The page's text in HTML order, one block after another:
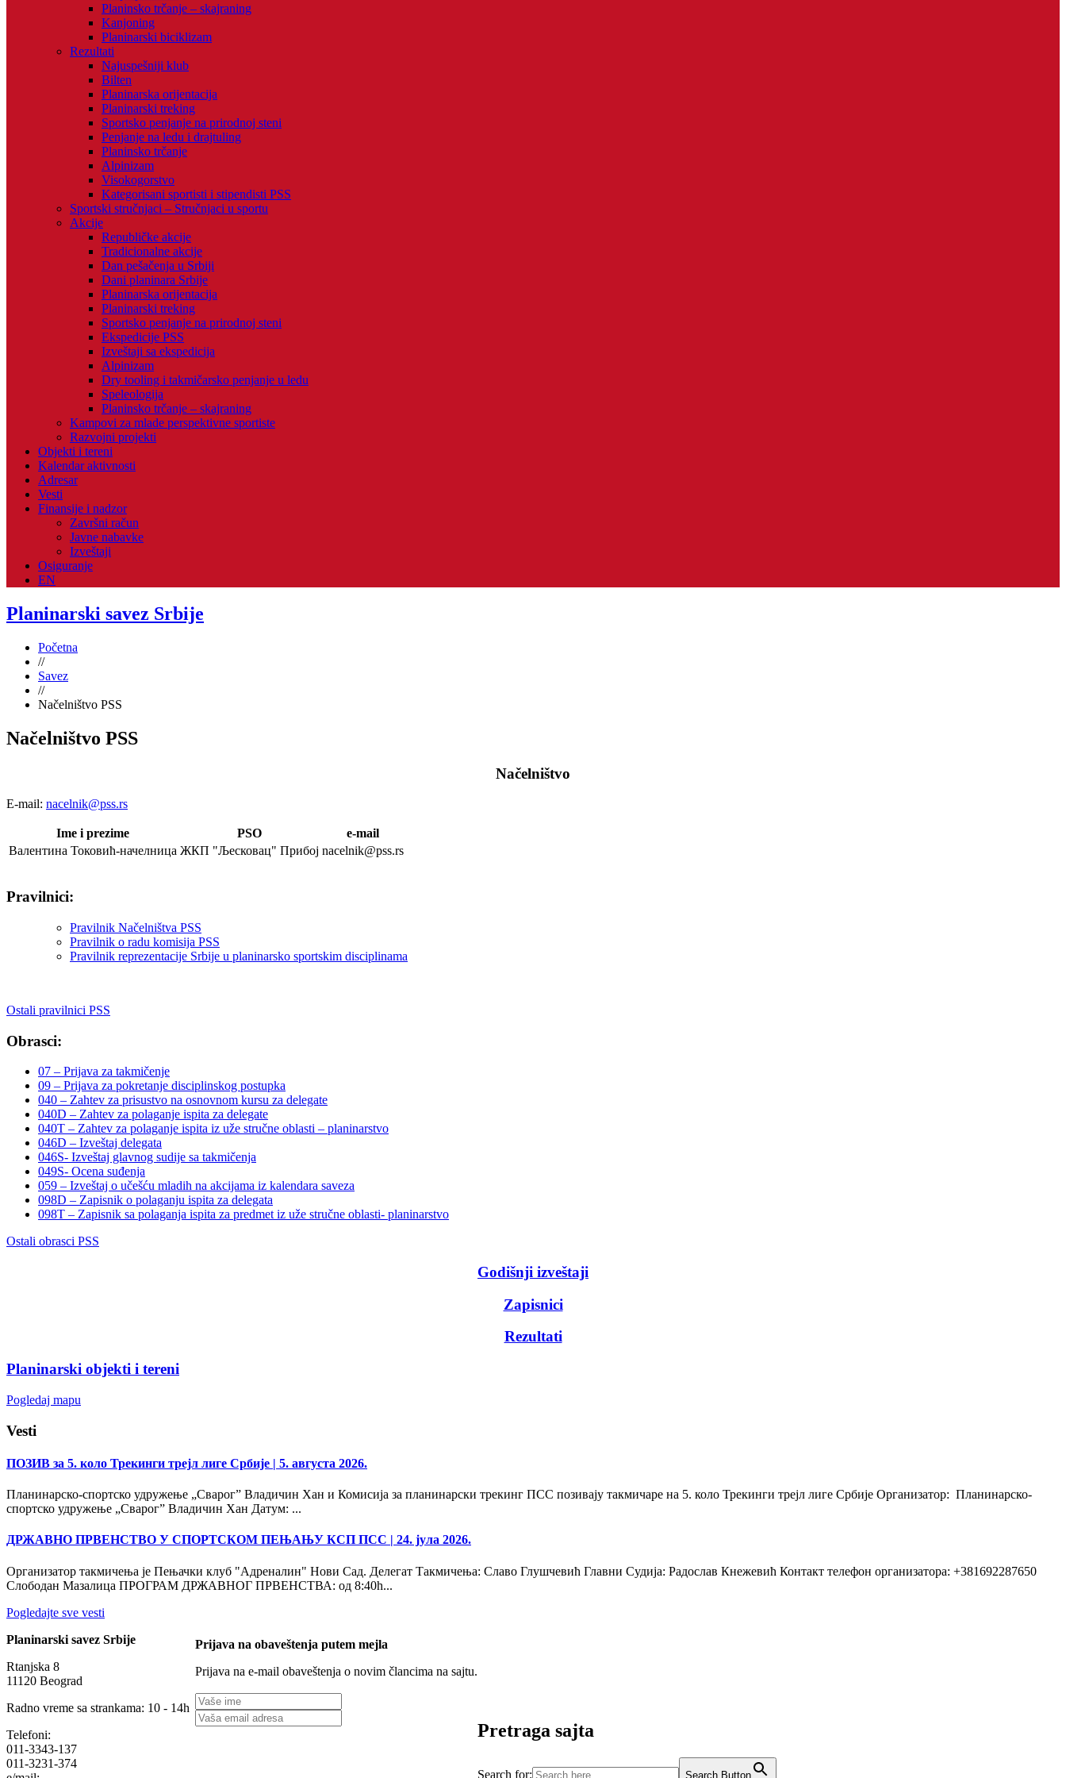
Planinsko trčanje – skajraning
Kanjoning
Planinarski biciklizam
Rezultati
Najuspešniji klub
Bilten
Planinarska orijentacija
Planinarski treking
Sportsko penjanje na prirodnoj steni
Penjanje na ledu i drajtuling
Planinsko trčanje
Alpinizam
Visokogorstvo
Kategorisani sportisti i stipendisti PSS
Sportski stručnjaci – Stručnjaci u sportu
Akcije
Republičke akcije
Tradicionalne akcije
Dan pešačenja u Srbiji
Dani planinara Srbije
Planinarska orijentacija
Planinarski treking
Sportsko penjanje na prirodnoj steni
Ekspedicije PSS
Izveštaji sa ekspedicija
Alpinizam
Dry tooling i takmičarsko penjanje u ledu
Speleologija
Planinsko trčanje – skajraning
Kampovi za mlade perspektivne sportiste
Razvojni projekti
Objekti i tereni
Kalendar aktivnosti
Adresar
Vesti
Finansije i nadzor
Završni račun
Javne nabavke
Izveštaji
Osiguranje
EN
Planinarski savez Srbije
Početna
//
Savez
//
Načelništvo PSS
Načelništvo PSS
Načelništvo
E-mail: nacelnik@pss.rs
Ime i prezime PSO
e-mail
Валентина Токовић-начелница ЖКП "Љесковац" Прибој nacelnik@pss.rs
Pravilnici:
Pravilnik Načelništva PSS
Pravilnik o radu komisija PSS
Pravilnik reprezentacije Srbije u planinarsko sportskim disciplinama
Ostali pravilnici PSS
Obrasci:
07 – Prijava za takmičenje
09 – Prijava za pokretanje disciplinskog postupka
040 – Zahtev za prisustvo na osnovnom kursu za delegate
040D – Zahtev za polaganje ispita za delegate
040T – Zahtev za polaganje ispita iz uže stručne oblasti – planinarstvo
046D – Izveštaj delegata
046S- Izveštaj glavnog sudije sa takmičenja
049S- Ocena suđenja
059 – Izveštaj o učešću mladih na akcijama iz kalendara saveza
098D – Zapisnik o polaganju ispita za delegata
098T – Zapisnik sa polaganja ispita za predmet iz uže stručne oblasti- planinarstvo
Ostali obrasci PSS
Godišnji izveštaji
Zapisnici
Rezultati
Planinarski objekti i tereni
Pogledaj mapu
Vesti
ПОЗИВ за 5. коло Трекинги трејл лиге Србије | 5. августа 2026.
Планинарско-спортско удружење „Сварог” Владичин Хан и Комисија за планинарски трекинг ПСС позивају такмичаре на 5. коло Трекинги трејл лиге Србије Организатор: Планинарско-
спортско удружење „Сварог” Владичин Хан Датум: ...
ДРЖАВНО ПРВЕНСТВО У СПОРТСКОМ ПЕЊАЊУ КСП ПСС | 24. јула 2026.
Организатор такмичења је Пењачки клуб "Адреналин" Нови Сад. Делегат Такмичења: Славо Глушчевић Главни Судија: Радослав Кнежевић Контакт телефон организатора: +381692287650
Слободан Мазалица ПРОГРАМ ДРЖАВНОГ ПРВЕНСТВА: од 8:40h...
Pogledajte sve vesti
Planinarski savez Srbije
Rtanjska 8
11120 Beograd
Radno vreme sa strankama: 10 - 14h
Telefoni:
011-3343-137
011-3231-374
Prijava na obaveštenja putem mejla
Prijava na e-mail obaveštenja o novim člancima na sajtu.
Pretraga sajta
Search for: Search Button